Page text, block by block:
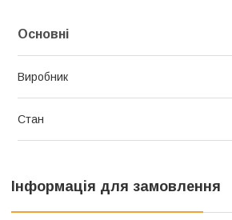
Основні
Виробник
Стан
Інформація для замовлення